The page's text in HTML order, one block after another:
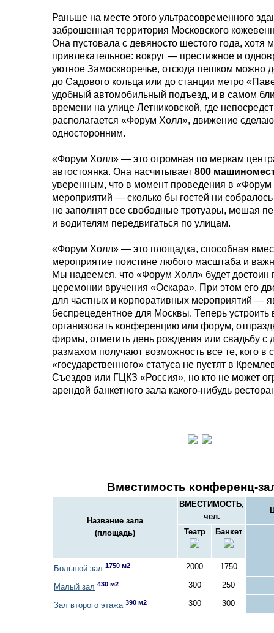
Раньше на месте этого ультрасовременного
заброшенная территория Московского
Она пустовала с девяносто шестого года, хотя
привлекательное: вокруг — престижное и
уютное Замоскворечье, отсюда пешком можно
до Садового кольца или до станции метро
удобный автомобильный подъезд, и в самом
времени на улице Летниковской, где
располагается «Форум Холл», движение
односторонним.
«Форум Холл» — это огромная по меркам
автостоянка. Она насчитывает 800
уверенным, что в момент проведения в
мероприятий — сколько бы гостей ни
не заполнят все свободные тротуары, мешая
и водителям передвигаться по улицам.
«Форум Холл» — это площадка, способная
мероприятие поистине любого масштаба и
Мы надеемся, что «Форум Холл» будет достоин
церемонии вручения «Оскара». При этом его
для частных и корпоративных мероприятий —
беспрецедентное для Москвы. Теперь устроить
организовать конференцию или форум,
фирмы, отметить день рождения или свадьбу с
размахом получают возможность все те, кого в
«государственного» статуса не пустят в
Съездов или ГЦКЗ «Россия», но кто не может
арендой банкетного зала какого-нибудь
Вместимость конференц-
Название зала
(площадь)
ВМЕСТИМОСТЬ,
чел.
Театр Банкет
Большой зал 1750 м2 2000 1750
Малый зал 430 м2 300 250
Зал второго этажа 390 м2 300 300